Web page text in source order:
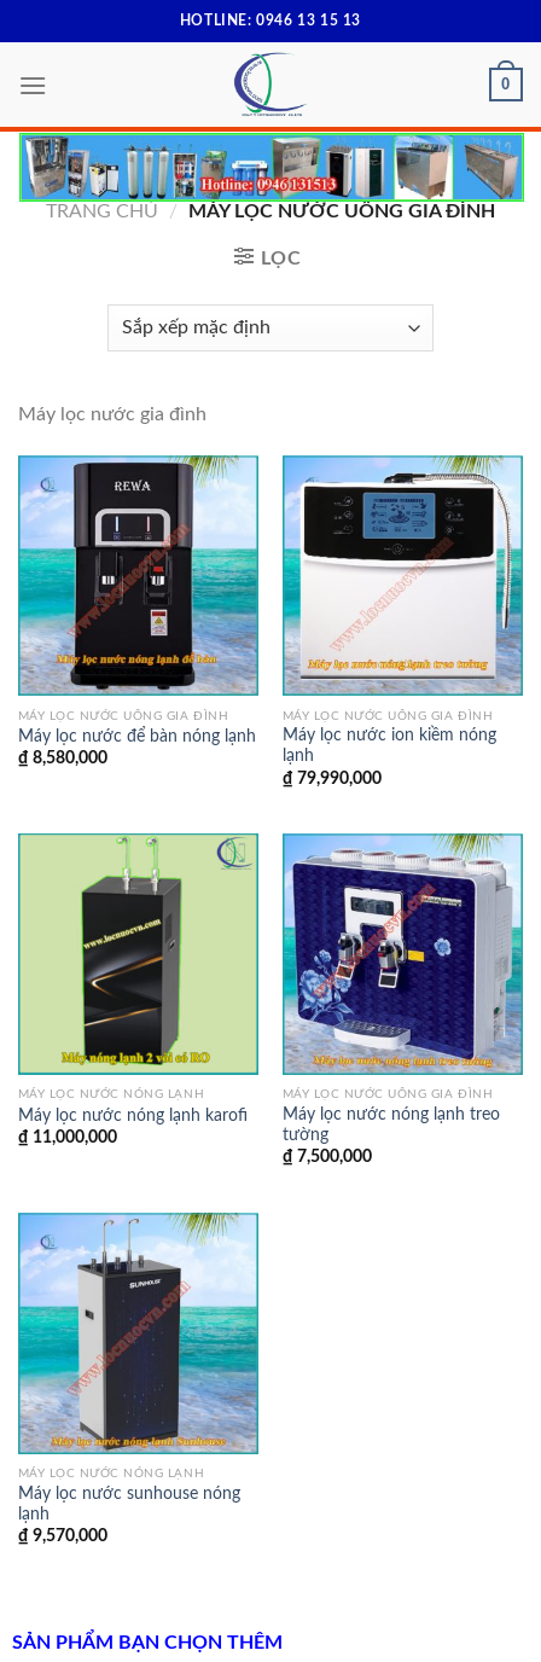
to
content
HOTLINE: 0946 13 15 13
0
TRANG CHỦ / MÁY LỌC NƯỚC UỐNG GIA ĐÌNH
LỌC
Máy lọc nước gia đình
MÁY LỌC NƯỚC UỐNG GIA ĐÌNH
Máy lọc nước để bàn nóng lạnh
₫ 8,580,000
MÁY LỌC NƯỚC UỐNG GIA ĐÌNH
Máy lọc nước ion kiềm nóng
lạnh
₫ 79,990,000
MÁY LỌC NƯỚC NÓNG LẠNH
Máy lọc nước nóng lạnh karofi
₫ 11,000,000
MÁY LỌC NƯỚC UỐNG GIA ĐÌNH
Máy lọc nước nóng lạnh treo
tường
₫ 7,500,000
MÁY LỌC NƯỚC NÓNG LẠNH
Máy lọc nước sunhouse nóng
lạnh
₫ 9,570,000
SẢN PHẨM BẠN CHỌN THÊM